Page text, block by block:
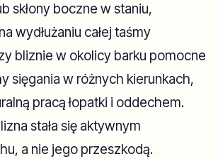
skłony boczne w staniu,
wydłużaniu całej taśmy
bliznie w okolicy barku pomocne
sięgania w różnych kierunkach,
pracą łopatki i oddechem.
stała się aktywnym
a nie jego przeszkodą.